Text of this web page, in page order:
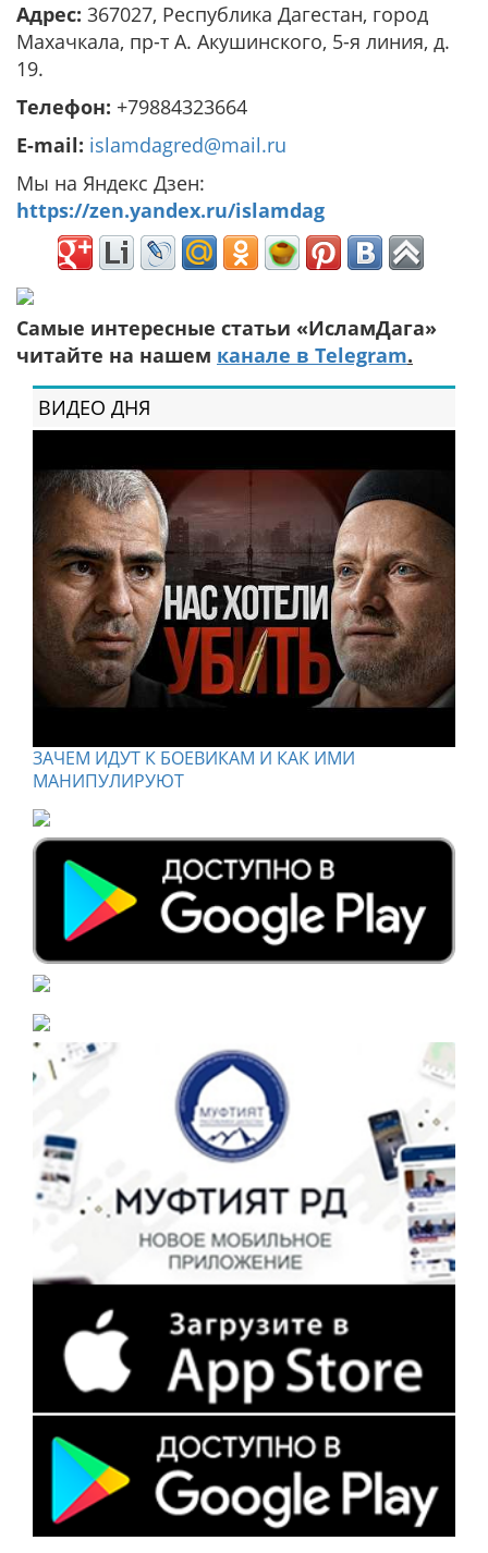
Адрес: 367027, Республика Дагестан, город
Махачкала, пр-т А. Акушинского, 5-я линия, д.
19.
Телефон: +79884323664
E-mail: islamdagred@mail.ru
Мы на Яндекс Дзен:
https://zen.yandex.ru/islamdag
Самые интересные статьи «ИсламДага»
читайте на нашем канале в Telegram.
ВИДЕО ДНЯ
ЗАЧЕМ ИДУТ К БОЕВИКАМ И КАК ИМИ
МАНИПУЛИРУЮТ